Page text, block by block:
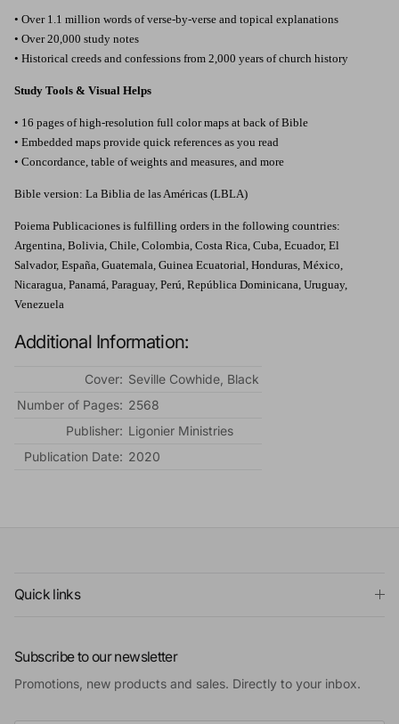
• Over 1.1 million words of verse-by-verse and topical explanations
• Over 20,000 study notes
• Historical creeds and confessions from 2,000 years of church history
Study Tools & Visual Helps
• 16 pages of high-resolution full color maps at back of Bible
• Embedded maps provide quick references as you read
• Concordance, table of weights and measures, and more
Bible version: La Biblia de las Américas (LBLA)
Poiema Publicaciones is fulfilling orders in the following countries:
Argentina, Bolivia, Chile, Colombia, Costa Rica, Cuba, Ecuador, El
Salvador, España, Guatemala, Guinea Ecuatorial, Honduras, México,
Nicaragua, Panamá, Paraguay, Perú, República Dominicana, Uruguay,
Venezuela
Additional Information:
Cover: Seville Cowhide, Black
Number of Pages: 2568
Publisher: Ligonier Ministries
Publication Date: 2020
Quick links
Subscribe to our newsletter
Promotions, new products and sales. Directly to your inbox.